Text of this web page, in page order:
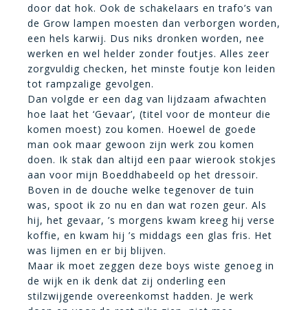
door dat hok. Ook de schakelaars en trafo’s van
de Grow lampen moesten dan verborgen worden,
een hels karwij. Dus niks dronken worden, nee
werken en wel helder zonder foutjes. Alles zeer
zorgvuldig checken, het minste foutje kon leiden
tot rampzalige gevolgen.
Dan volgde er een dag van lijdzaam afwachten
hoe laat het ‘Gevaar’, (titel voor de monteur die
komen moest) zou komen. Hoewel de goede
man ook maar gewoon zijn werk zou komen
doen. Ik stak dan altijd een paar wierook stokjes
aan voor mijn Boeddhabeeld op het dressoir.
Boven in de douche welke tegenover de tuin
was, spoot ik zo nu en dan wat rozen geur. Als
hij, het gevaar, ’s morgens kwam kreeg hij verse
koffie, en kwam hij ’s middags een glas fris. Het
was lijmen en er bij blijven.
Maar ik moet zeggen deze boys wiste genoeg in
de wijk en ik denk dat zij onderling een
stilzwijgende overeenkomst hadden. Je werk